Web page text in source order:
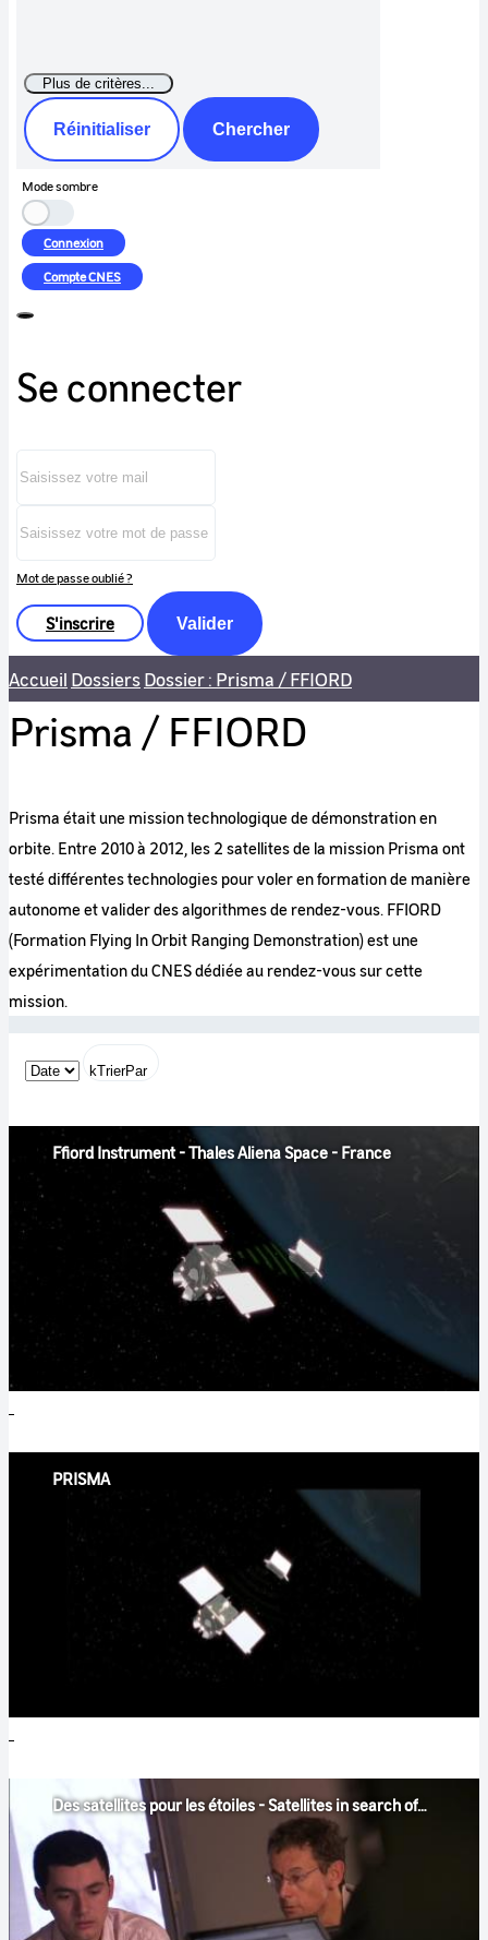
Réinitialiser Chercher
Mode sombre
Connexion
CompteCNES
Se connecter
Mot de passe oublié ?
S'inscrire Valider
Accueil DossiersDossier : Prisma / FFIORD
Prisma / FFIORD
Prisma était une mission technologique de démonstration en
orbite. Entre 2010 à 2012, les 2 satellites de la mission Prisma ont
testé différentes technologies pour voler en formation de manière
autonome et valider des algorithmes de rendez-vous. FFIORD
(Formation Flying In Orbit Ranging Demonstration) est une
expérimentation du CNES dédiée au rendez-vous sur cette
mission.
kTrierPar
Ffiord Instrument - Thales Aliena Space - France
PRISMA
Des satellites pour les étoiles - Satellites in search of stars